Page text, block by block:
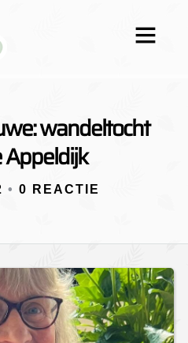
wandeltocht
• 0 REACTIE